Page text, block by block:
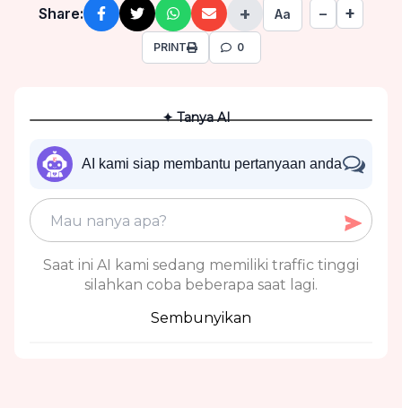
Share: + Aa − +
PRINT 0
✦ Tanya AI
AI kami siap membantu pertanyaan anda
Saat ini AI kami sedang memiliki traffic tinggi
silahkan coba beberapa saat lagi.
Sembunyikan